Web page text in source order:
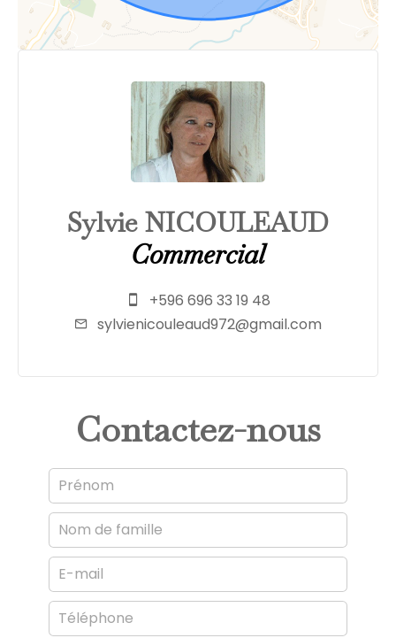
Sylvie NICOULEAUD
Commercial
+596 696 33 19 48
sylvienicouleaud972@gmail.com
Contactez-nous